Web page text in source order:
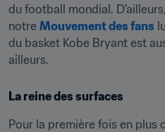
du football mondial.
notre Mouvement des fans
du basket Kobe Bryant est
ailleurs.
La reine des surfaces
Pour la première fois en plus